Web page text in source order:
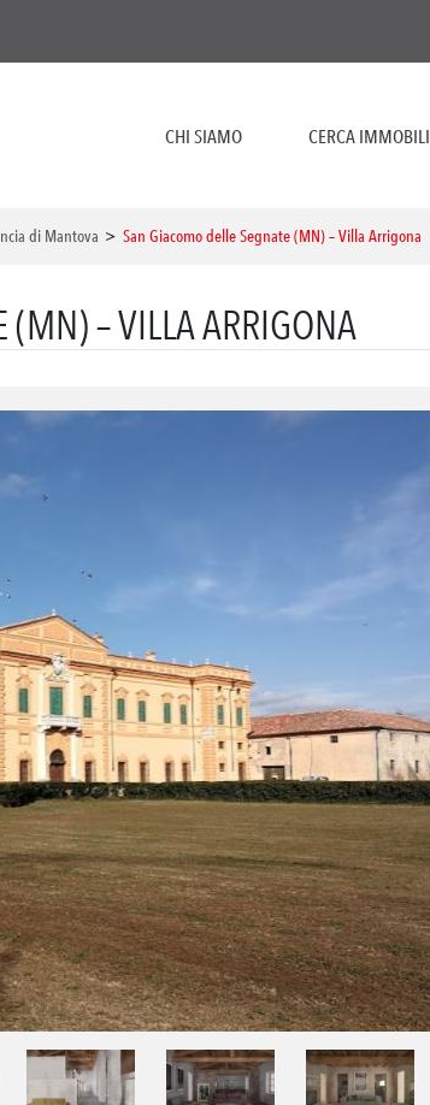
CHI SIAMO CERCA IMMOBILI
di Mantova > San Giacomo delle Segnate (MN) – Villa Arrigona
(MN) – VILLA ARRIGONA